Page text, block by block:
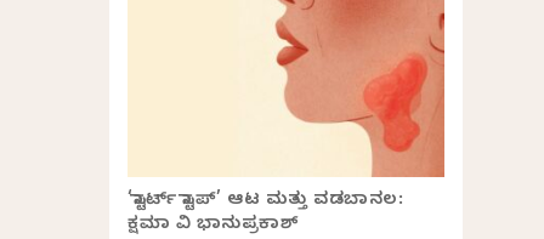
‘ಸ್ಟಾರ್ಟ್ ಸ್ಟಾಪ್’ ಆಟ ಮತ್ತು ವಡಬಾನಲ:
ಕ್ಷಮಾ ವಿ ಭಾನುಪ್ರಕಾಶ್